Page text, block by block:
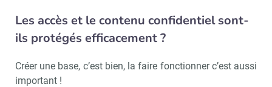
Les accès et le contenu confidentiel sont-
ils protégés efficacement ?
Créer une base, c’est bien, la faire fonctionner c’est aussi
important !